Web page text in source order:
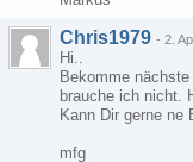
Chris1979 - 2.
Hi..
Bekomme
brauche ich nicht.
Kann Dir gerne
mfg